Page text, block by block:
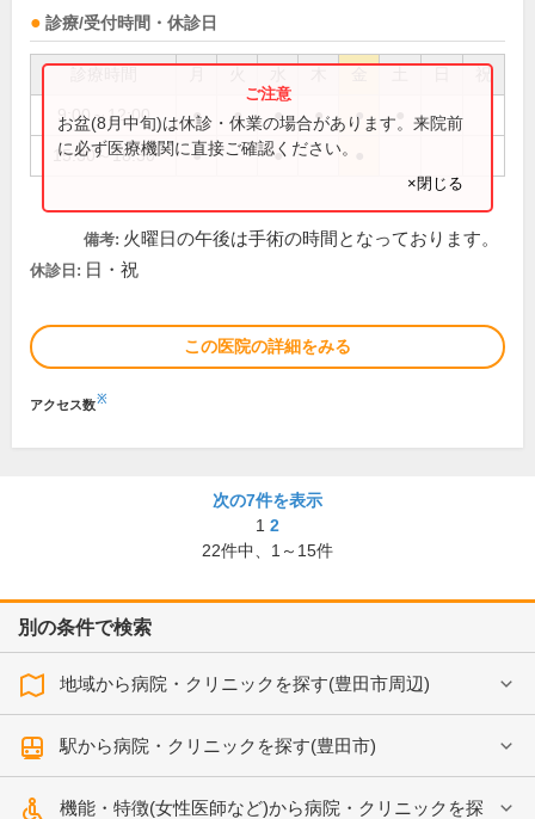
診療/受付時間・休診日
祝
9:00～12:00 ● ● ● ● ●
15:30～18:30 ● ●
お盆(8月中旬)は休診・休業の場合があります。来院前
に必ず医療機関に直接ご確認ください。
×閉じる
備考: 火曜日の午後は手術の時間となっております。
休診日: 日・祝
この医院の詳細をみる
アクセス数※
次の7件を表示
1 2
22件中、 1～15件
別の条件で検索
地域から病院・クリニックを探す(豊田市周辺)
駅から病院・クリニックを探す(豊田市)
機能・特徴(女性医師など)から病院・クリニックを探